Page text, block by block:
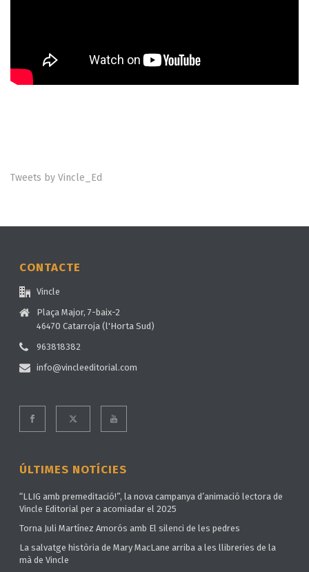
Tweets by Vincle_Ed
CONTACTE
Vincle
Plaça Major, 7-baix-2
46470 Catarroja (l'Horta Sud)
963818382
info@vincleeditorial.com
ÚLTIMES NOTÍCIES
“LLIG amb premeditació!”, la nova campanya d’animació lectora de
Vincle Editorial per a acomiadar el 2025
Torna Juli Martínez Amorós amb El silenci de les pedres
La salvatge història de Mary MacLane arriba a les llibreries de la
mà de Vincle